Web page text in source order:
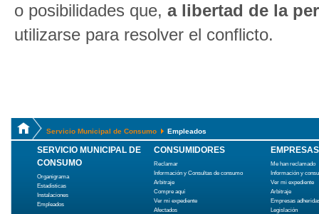
o posibilidades que, a libertad de la
utilizarse para resolver el conflicto.
Servicio Municipal de Consumo Empleados
SERVICIO MUNICIPAL DE
CONSUMO
Organigrama
Estadísticas
Instalaciones
Empleados
CONSUMIDORES
Reclamar
Información y Consultas de consumo
Arbitraje
Compre aquí
Ver mi expediente
Afectados
EMPRESAS
Me han reclamado
Información y
Ver mi expediente
Arbitraje
Empresas
Legislación